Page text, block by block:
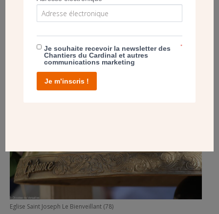
Eglise Saint Joseph Le Bienveillant (78)
Eglise Saint Joseph Le Bienveillant (78)
Je souhaite recevoir la newsletter des
Chantiers du Cardinal et autres
communications marketing
*
Je m’inscris !